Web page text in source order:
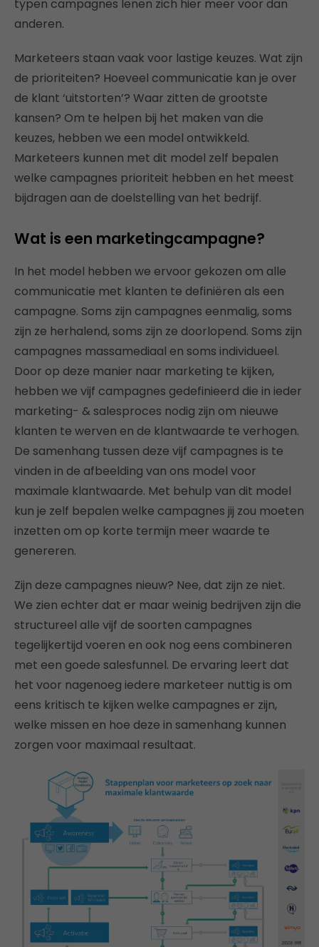
typen campagnes lenen zich hier meer voor dan
anderen.
Marketeers staan vaak voor lastige keuzes. Wat zijn
de prioriteiten? Hoeveel communicatie kan je over
de klant ‘uitstorten’? Waar zitten de grootste
kansen? Om te helpen bij het maken van die
keuzes, hebben we een model ontwikkeld.
Marketeers kunnen met dit model zelf bepalen
welke campagnes prioriteit hebben en het meest
bijdragen aan de doelstelling van het bedrijf.
Wat is een marketingcampagne?
In het model hebben we ervoor gekozen om alle
communicatie met klanten te definiëren als een
campagne. Soms zijn campagnes eenmalig, soms
zijn ze herhalend, soms zijn ze doorlopend. Soms zijn
campagnes massamediaal en soms individueel.
Door op deze manier naar marketing te kijken,
hebben we vijf campagnes gedefinieerd die in ieder
marketing- & salesproces nodig zijn om nieuwe
klanten te werven en de klantwaarde te verhogen.
De samenhang tussen deze vijf campagnes is te
vinden in de afbeelding van ons model voor
maximale klantwaarde. Met behulp van dit model
kun je zelf bepalen welke campagnes jij zou moeten
inzetten om op korte termijn meer waarde te
genereren.
Zijn deze campagnes nieuw? Nee, dat zijn ze niet.
We zien echter dat er maar weinig bedrijven zijn die
structureel alle vijf de soorten campagnes
tegelijkertijd voeren en ook nog eens combineren
met een goede salesfunnel. De ervaring leert dat
het voor nagenoeg iedere marketeer nuttig is om
eens kritisch te kijken welke campagnes er zijn,
welke missen en hoe deze in samenhang kunnen
zorgen voor maximaal resultaat.